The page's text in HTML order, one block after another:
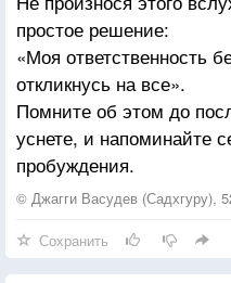
простое решение:
«Моя ответственность
откликнусь на все».
Помните об этом до
уснете, и напоминайте
пробуждения.
© Джагги Васудев (Садхгуру),
Сохранить